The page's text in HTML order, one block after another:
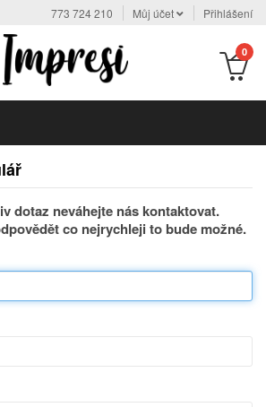
773 724 210 Můj účet Přihlášení
0
dotaz neváhejte nás kontaktovat.
co nejrychleji to bude možné.